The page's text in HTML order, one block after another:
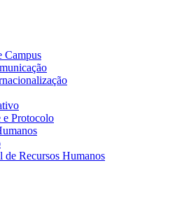
Campus
e Protocolo
de Recursos Humanos